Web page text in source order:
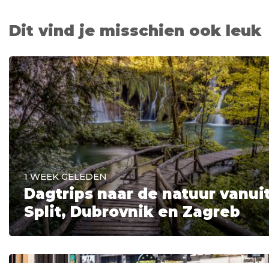
Dit vind je misschien ook leuk
1 WEEK GELEDEN
Dagtrips naar de natuur
Split, Dubrovnik en Zagreb